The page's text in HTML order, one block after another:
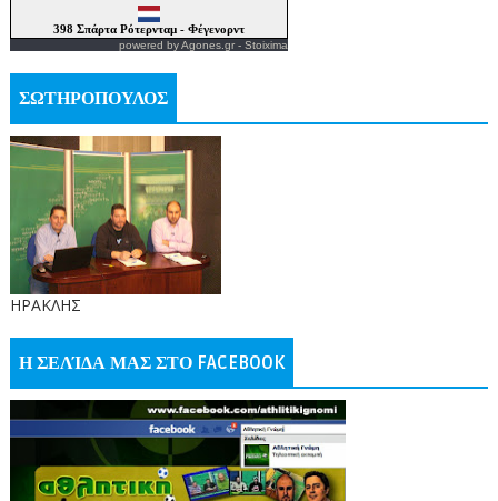
powered byAgones.gr- Stoixima
ΣΩΤΗΡΟΠΟΥΛΟΣ
ΗΡΑΚΛΗΣ
Η ΣΕΛΊΔΑ ΜΑΣ ΣΤΟ FACEBOOK